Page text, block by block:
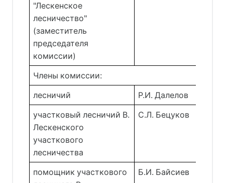
"Лескенское
лесничество"
(заместитель
председателя
комиссии)
Члены комиссии:
лесничий Р.И. Далелов
участковый лесничий В.
Лескенского
участкового
лесничества
С.Л. Бецуков
помощник участкового
Б.И. Байсиев